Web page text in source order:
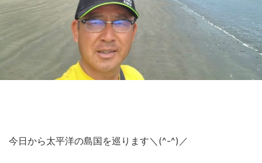
今日から太平洋の島国を巡ります＼(^-^)／